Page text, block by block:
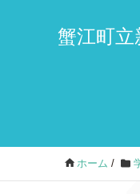
蟹江町立
ホーム /